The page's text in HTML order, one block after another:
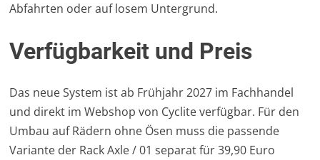
Abfahrten oder auf losem Untergrund.
Verfügbarkeit und Preis
Das neue System ist ab Frühjahr 2027 im Fachhandel
und direkt im Webshop von Cyclite verfügbar. Für den
Umbau auf Rädern ohne Ösen muss die passende
Variante der Rack Axle / 01 separat für 39,90 Euro